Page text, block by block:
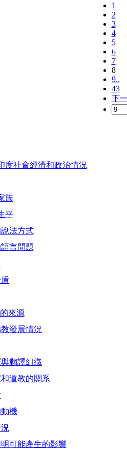
1
2
3
4
5
6
7
8
9..
43
下
度社會經濟和政治情況
族
平
法方式
言問題
來源
發展情況
翻譯組織
道教的關系
機
可能產生的影響